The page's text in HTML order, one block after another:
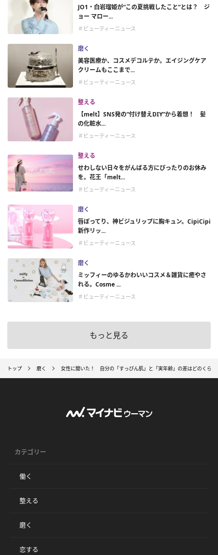
JO1・白岩瑠姫が“この夏挑戦したこと”とは？ ジ
ョー マロー...
＃ビューティーニュース
磨く
美容医療か、コスメデコルテか。エイジングケア
クリームもここまで...
＃ビューティーニュース
整える
【melt】SNS発の“付け替えDIY”から着想！ 髪
の化粧水...
＃ビューティーニュース
整える
せわしない日々をがんばる方にぴったりのお休み
を。花王「melt...
＃ビューティーニュース
磨く
唇ぽってり、神ビジュリップに胸キュン。CipiCipi
新作リッ...
＃ビューティーニュース
磨く
ミッフィーのゆるかわいいコスメ＆雑貨に癒やさ
れる。Cosme ...
＃ビューティーニュース
もっと見る
トップ 磨く 女性に聞いた！ 自分の「すっぴん肌」と「実年齢」の差はどのくらい
カテゴリー
働く
整える
磨く
恋する